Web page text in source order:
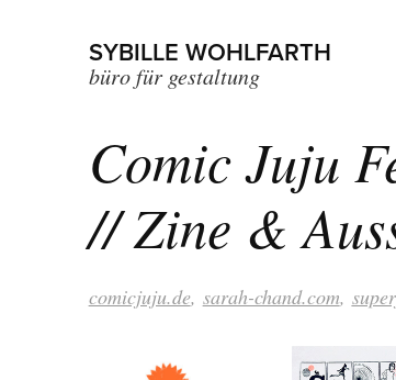
SYBILLE WOHLFARTH
büro für gestaltung
Comic Juju
// Zine &
comicjuju.de, sarah-chand.com,